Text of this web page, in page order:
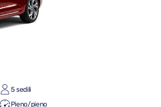
5 sedili
Pieno/pieno